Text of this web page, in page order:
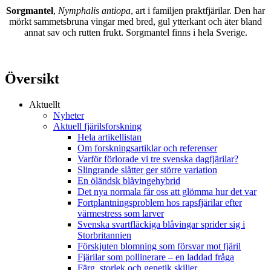
Sorgmantel, Nymphalis antiopa, art i familjen praktfjärilar. Den har
mörkt sammetsbruna vingar med bred, gul ytterkant och äter bland
annat sav och rutten frukt. Sorgmantel finns i hela Sverige.
Översikt
Aktuellt
Nyheter
Aktuell fjärilsforskning
Hela artikellistan
Om forskningsartiklar och referenser
Varför förlorade vi tre svenska dagfjärilar?
Slingrande slåtter ger större variation
En öländsk blåvingehybrid
Det nya normala får oss att glömma hur det var
Fortplantningsproblem hos rapsfjärilar efter
värmestress som larver
Svenska svartfläckiga blåvingar sprider sig i
Storbritannien
Förskjuten blomning som försvar mot fjäril
Fjärilar som pollinerare – en laddad fråga
Färg, storlek och genetik skiljer